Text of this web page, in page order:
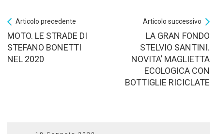
Articolo precedente
MOTO. LE STRADE DI
STEFANO BONETTI
NEL 2020
Articolo successivo
LA GRAN FONDO
STELVIO SANTINI.
NOVITA’ MAGLIETTA
ECOLOGICA CON
BOTTIGLIE RICICLATE